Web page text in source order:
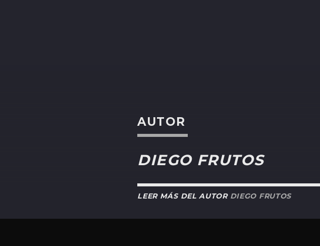
AUTOR
DIEGO FRUTOS
LEER MÁS DEL AUTOR DIEGO FRUTOS